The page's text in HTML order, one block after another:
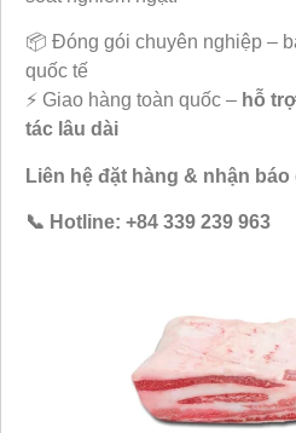
📦 Đóng gói chuyên nghiệp –
quốc tế
⚡ Giao hàng toàn quốc – hỗ
tác lâu dài
Liên hệ đặt hàng & nhận báo
📞 Hotline: +84 339 239 963